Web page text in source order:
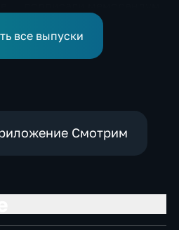
коллективной обороне
все выпуски
Смотрим